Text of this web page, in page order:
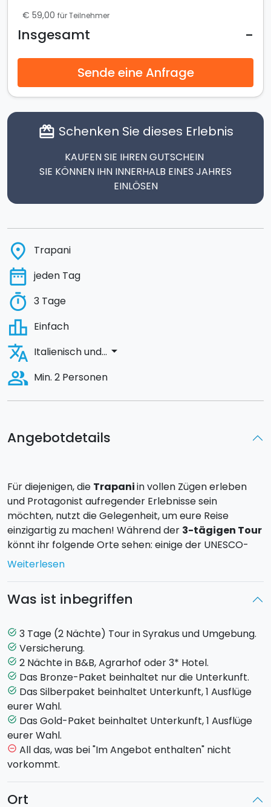
Angebotdetails
Für diejenigen, die Trapaniin vollen Zügen erleben
und Protagonist aufregender Erlebnisse sein
möchten, nutzt die Gelegenheit, um eure Reise
einzigartig zu machen! Während der 3-tägigen Tour
könnt ihr folgende Orte sehen: einige der UNESCO-
Weltkulturerbe-Stätten, die mittelalterlichen
Salinen und die kleinen Straßen von Trapani.
Wählt die Stadt und Erlebnisse aus, die ihr gerne
erleben möchtet:
TRAPANI
Trapani, eine Stadt, die als "Stadt des Salzes und des
Segels" bekannt ist, bietet ein kulturelles und
landschaftliches Erbe von großem Wert. Ein Labyrinth
kleiner Straßen, reich an Kirchen und Paläste, die die
Abnutzung von Zeit und Geschichte überlebten.
Weiterlesen
Was ist inbegriffen
task_alt 3 Tage (2 Nächte) Tour in Syrakus und Umgebung.
task_alt Versicherung.
task_alt 2 Nächte in B&B, Agrarhof oder 3* Hotel.
task_alt Das Bronze-Paket beinhaltet nur die Unterkunft.
task_alt Das Silberpaket beinhaltet Unterkunft, 1 Ausflüge
eurer Wahl.
task_alt Das Gold-Paket beinhaltet Unterkunft, 1 Ausflüge
eurer Wahl.
remove_circle_outline All das, was bei "Im Angebot enthalten" nicht
vorkommt.
Ort
€ 59,00 für Teilnehmer
Insgesamt -
Sende eine Anfrage
card_giftcard Schenken Sie dieses Erlebnis
KAUFEN SIE IHREN GUTSCHEIN
SIE KÖNNEN IHN INNERHALB EINES JAHRES
EINLÖSEN
place Trapani
date_range jeden Tag
timer 3 Tage
leaderboard Einfach
translate Italienisch und... arrow_drop_down
people_alt Min. 2 Personen